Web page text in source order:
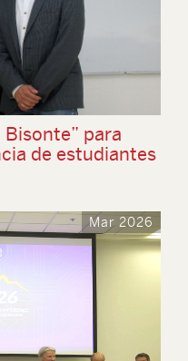
para
de estudiantes
Mar 2026